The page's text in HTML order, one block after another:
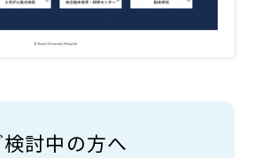
検討中の方へ